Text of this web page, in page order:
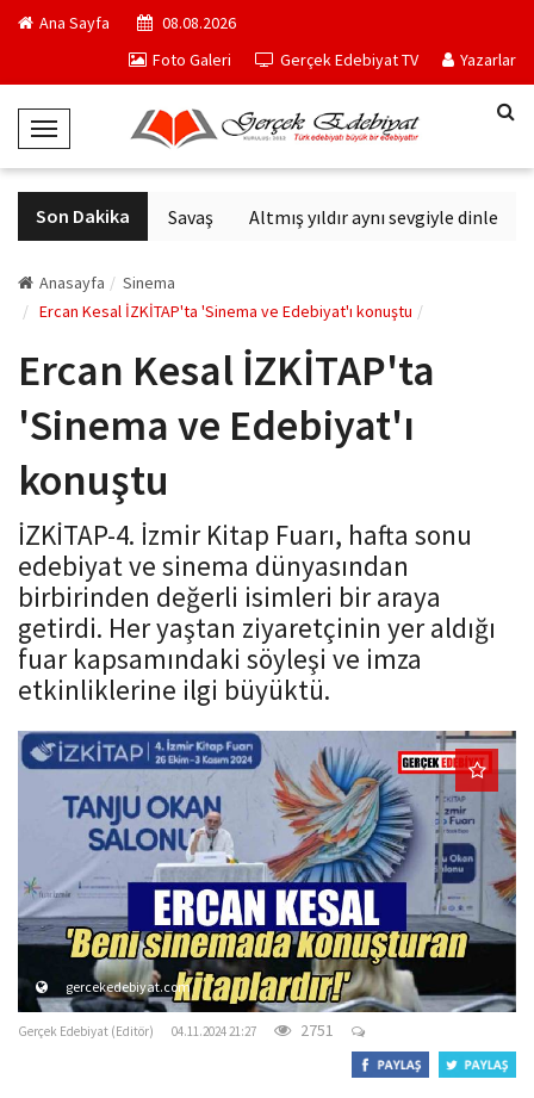
Ana Sayfa
08.08.2026
Foto Galeri
Gerçek Edebiyat TV Yazarlar
T
o
g
g
e
N
v
g
t
i
o
n
Son Dakika
Altıncı Nesil Savaş Altmış yıldır aynı sevgiyle dinlenen
Anasayfa
Sinema
Ercan Kesal İZKİTAP'ta 'Sinema ve Edebiyat'ı konuştu
Ercan Kesal İZKİTAP'ta
'Sinema ve Edebiyat'ı
konuştu
İZKİTAP-4. İzmir Kitap Fuarı, hafta sonu
edebiyat ve sinema dünyasından
birbirinden değerli isimleri bir araya
getirdi. Her yaştan ziyaretçinin yer aldığı
fuar kapsamındaki söyleşi ve imza
etkinliklerine ilgi büyüktü.
gercekedebiyat.com
Gerçek Edebiyat (Editör) 04.11.2024 21:27 2751